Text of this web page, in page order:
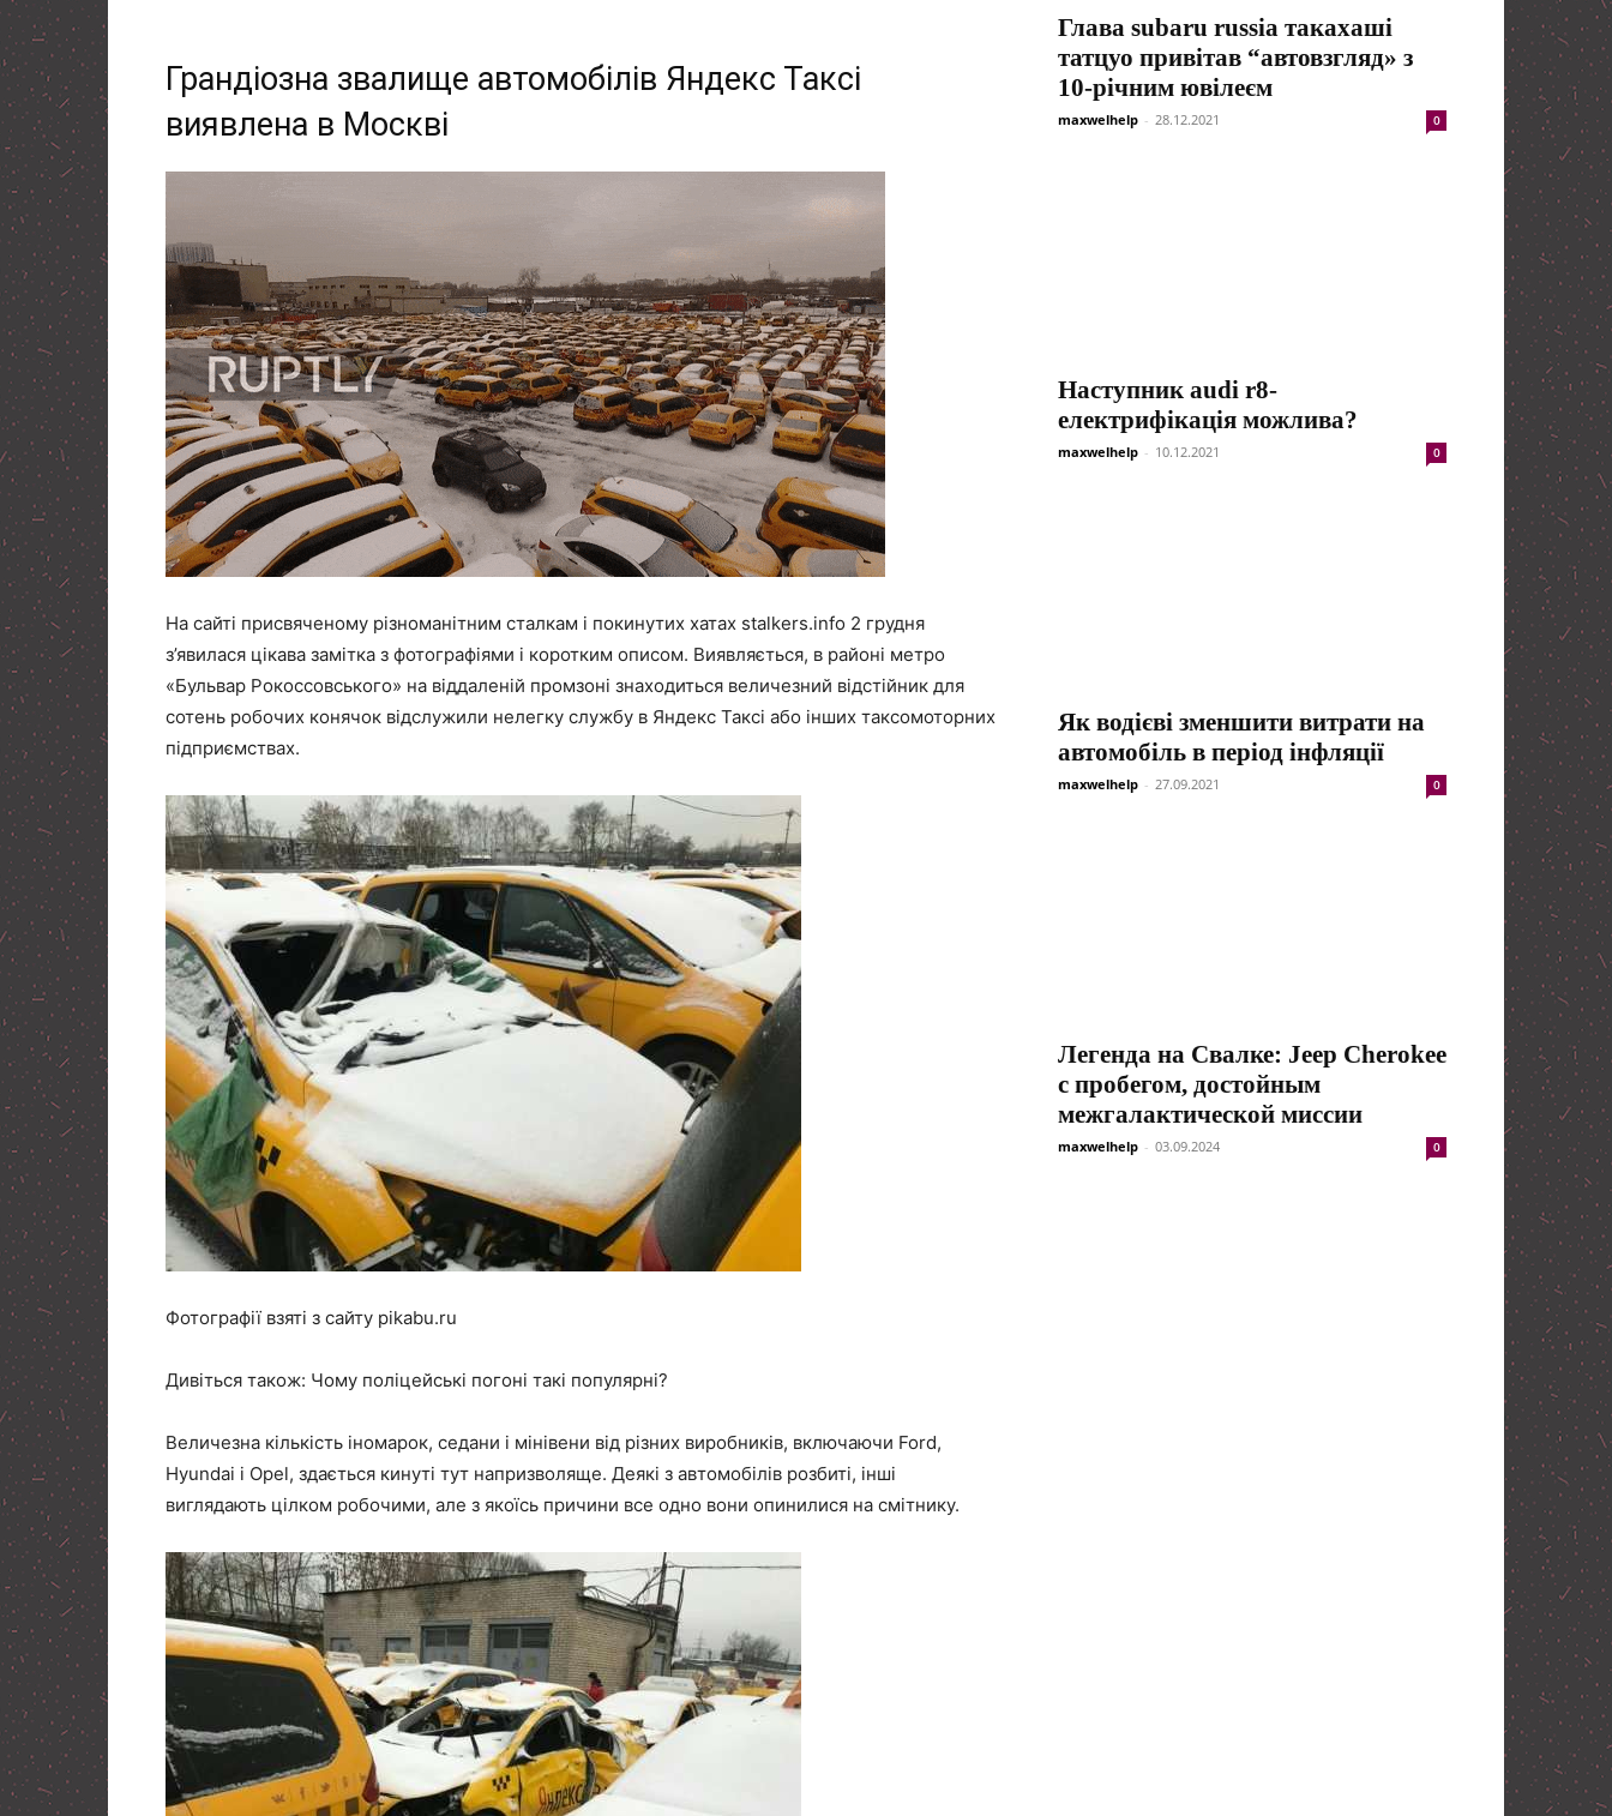
Грандіозна звалище автомобілів Яндекс Таксі
виявлена в Москві
На сайті присвяченому різноманітним сталкам і покинутих хатах stalkers.info 2 грудня
з’явилася цікава замітка з фотографіями і коротким описом. Виявляється, в районі метро
«Бульвар Рокоссовського» на віддаленій промзоні знаходиться величезний відстійник для
сотень робочих конячок відслужили нелегку службу в Яндекс Таксі або інших таксомоторних
підприємствах.
Фотографії взяті з сайту pikabu.ru
Дивіться також: Чому поліцейські погоні такі популярні?
Величезна кількість іномарок, седани і мінівени від різних виробників, включаючи Ford,
Hyundai і Opel, здається кинуті тут напризволяще. Деякі з автомобілів розбиті, інші
виглядають цілком робочими, але з якоїсь причини все одно вони опинилися на смітнику.
Глава subaru russia такахаші
татцуо привітав “автовзгляд» з
10-річним ювілеєм
maxwelhelp - 28.12.2021 0
Наступник audi r8-
електрифікація можлива?
maxwelhelp - 10.12.2021 0
Як водієві зменшити витрати на
автомобіль в період інфляції
maxwelhelp - 27.09.2021 0
Легенда на Свалке: Jeep Cherokee
с пробегом, достойным
межгалактической миссии
maxwelhelp - 03.09.2024 0